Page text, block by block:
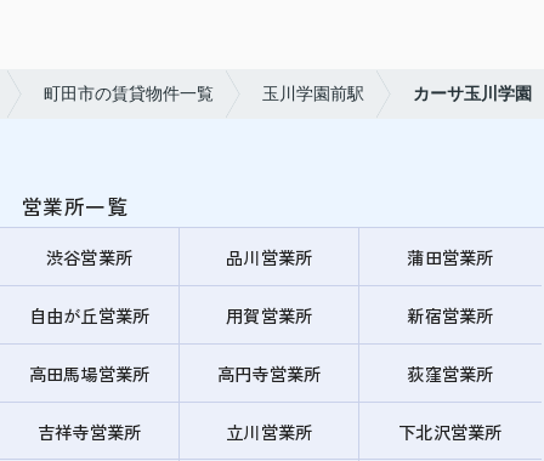
町田市の賃貸物件一覧 玉川学園前駅 カーサ玉川学園
営業所一覧
渋谷営業所 品川営業所 蒲田営業所
自由が丘営業所 用賀営業所 新宿営業所
高田馬場営業所 高円寺営業所 荻窪営業所
吉祥寺営業所 立川営業所 下北沢営業所